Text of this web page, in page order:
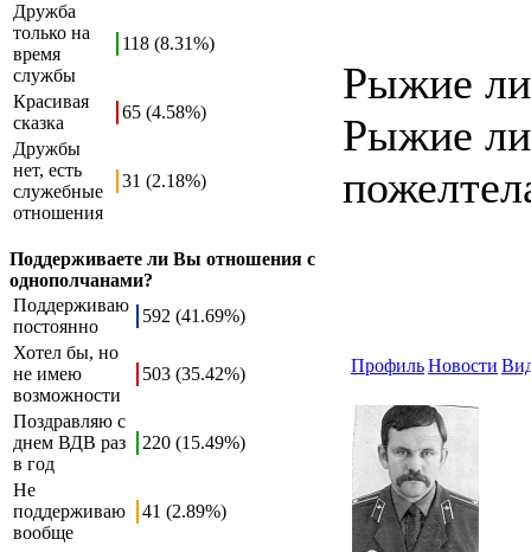
Дружба
только на
время
службы
118 (8.31%)
Красивая
сказка
65 (4.58%)
Дружбы
нет, есть
служебные
отношения
31 (2.18%)
Поддерживаете ли Вы отношения с
однополчанами?
Поддерживаю
постоянно
592 (41.69%)
Хотел бы, но
не имею
возможности
503 (35.42%)
Поздравляю с
днем ВДВ раз
в год
220 (15.49%)
Не
поддерживаю
вообще
41 (2.89%)
Рыжие
Рыжие
ПрофильНовости